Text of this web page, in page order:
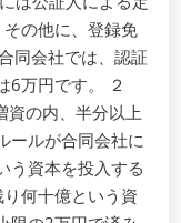
選
ぶ
理
由
の他に、登録免
同会社では、認証
6万円です。 ２
資の内、半分以上
ールが合同会社に
う資本を投入する
何十億という資